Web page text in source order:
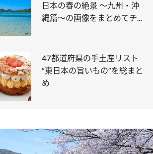
日本の春の絶景 ～九州・沖
縄篇～の画像をまとめてチェ
47都道府県の手土産リスト
“東日本の旨いもの”を総まと
め